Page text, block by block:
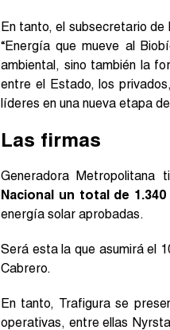
En tanto, el subsecretario de
“Energía que mueve al
ambiental, sino también la
entre el Estado, los
líderes en una nueva etapa
Las firmas
Generadora Metropolitana
Nacional un total de
energía solar aprobadas.
Será esta la que asumirá el
Cabrero.
En tanto, Trafigura se
operativas, entre ellas